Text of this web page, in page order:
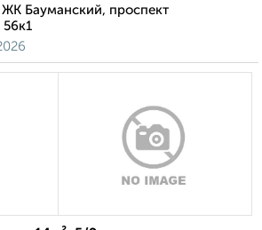
Бауманский, проспект
56к1